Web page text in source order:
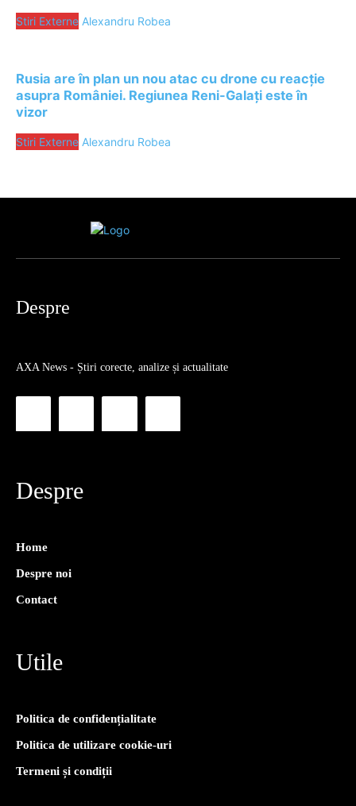
Stiri Externe Alexandru Robea
Rusia are în plan un nou atac cu drone cu reacție
asupra României. Regiunea Reni-Galați este în
vizor
Stiri Externe Alexandru Robea
Despre
AXA News - Știri corecte, analize și actualitate
Despre
Home
Despre noi
Contact
Utile
Politica de confidențialitate
Politica de utilizare cookie-uri
Termeni și condiții